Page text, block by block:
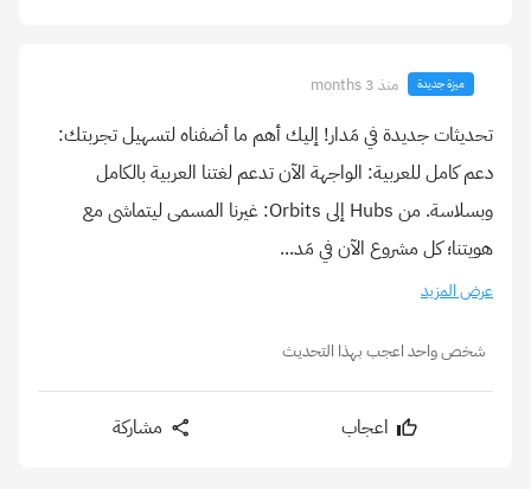
ميزة جديدة منذ 3 months
تحديثات جديدة في مَدار! إليك أهم ما أضفناه لتسهيل تجربتك:
دعم كامل للعربية: الواجهة الآن تدعم لغتنا العربية بالكامل
وبسلاسة. من Hubs إلى Orbits: غيرنا المسمى ليتماشى مع
هويتنا؛ كل مشروع الآن في مَد...
عرض المزيد
شخص واحد اعجب بهذا التحديث
اعجاب مشاركة